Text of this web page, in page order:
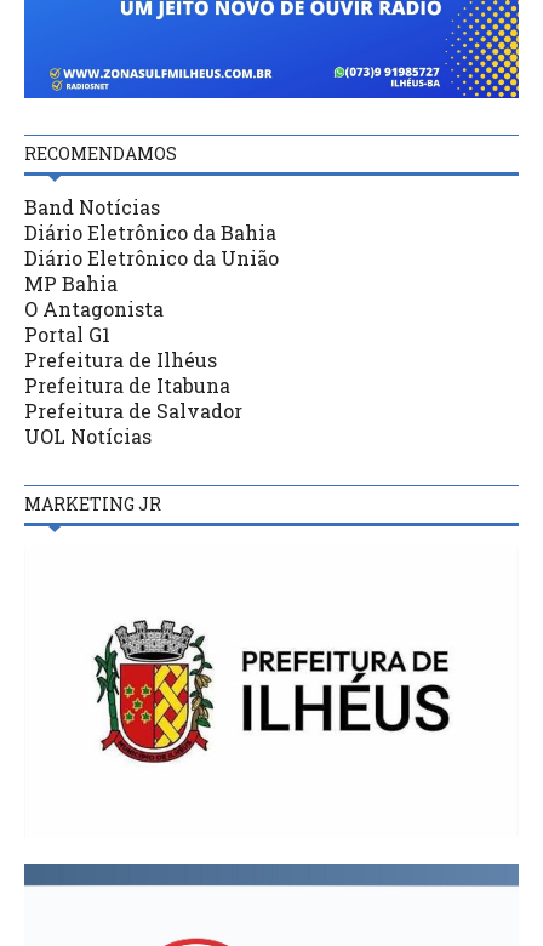
RECOMENDAMOS
Band Notícias
Diário Eletrônico da Bahia
Diário Eletrônico da União
MP Bahia
O Antagonista
Portal G1
Prefeitura de Ilhéus
Prefeitura de Itabuna
Prefeitura de Salvador
UOL Notícias
MARKETING JR